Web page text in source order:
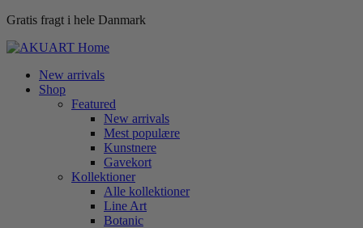
Gratis fragt i hele Danmark
New arrivals
Shop
Featured
New arrivals
Mest populære
Kunstnere
Gavekort
Kollektioner
Alle kollektioner
Line Art
Botanic